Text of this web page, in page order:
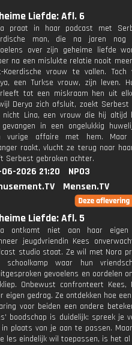
Liefde: Afl. 6
praat in haar podcast met
man, die na jaren nog
over zijn geheime liefde
na een mislukte relatie nooit
Koerdische vrouw te vallen. Toch
een Turkse vrouw, zijn leven.
tot een miskraam hen uit
Derya zich afsluit, zoekt
nicht Lina, een vrouw die hij altijd
in een ongelukkig
vurige affaire met hem. Maar
raakt, vlucht ze terug naar
Serbest gebroken achter.
06-2026 21:20
NPO3
Mensen.TV
Liefde: Afl. 5
ontkomt niet aan haar eigen
jeugdvriendin Kees
studio staat. Ze wil met Nora
schoolkamp waar hun
gevoelens en oordelen
Onbewust confronteert Kees,
eigen gedrag. Ze ontdekken hoe
voor beiden een andere
boodschap is duidelijk: spreek je
plaats van je aan te passen.
les eindelijk wil toepassen, is het